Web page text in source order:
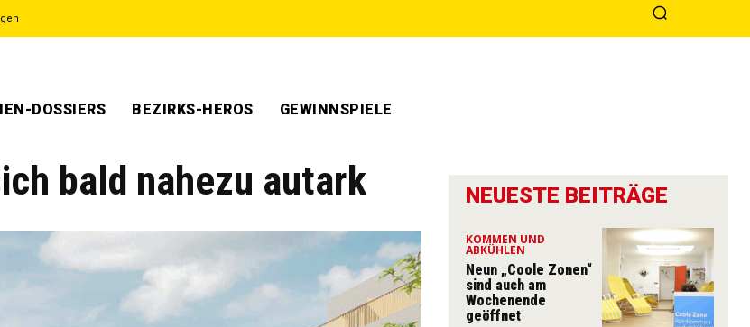
DOSSIERS BEZIRKS-HEROS GEWINNSPIELE
bald nahezu autark NEUESTE BEITRÄGE
KOMMEN UND
ABKÜHLEN
Neun „Coole Zonen“
sind auch am
Wochenende
geöffnet